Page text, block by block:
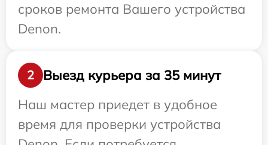
сроков ремонта Вашего устройства
Denon.
2
Выезд курьера за 35 минут
Наш мастер приедет в удобное
время для проверки устройства